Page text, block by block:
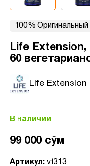
100%
Life Extension,
60
Life Extension
В наличии
99 000 сӯм
Артикул: vt313